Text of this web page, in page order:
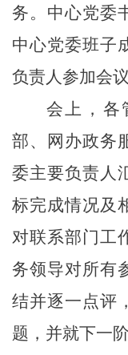
务。 中心党委
中心党委班子
负责人参加会议
会上， 各
部、网办政务
委主要负责人
标完成情况及
对联系部门工
务领导对所有
结并逐一点评
题， 并就下一